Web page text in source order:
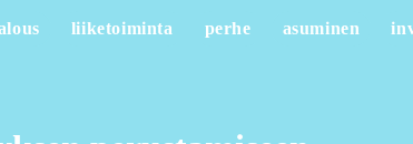
liiketoiminta perhe asuminen